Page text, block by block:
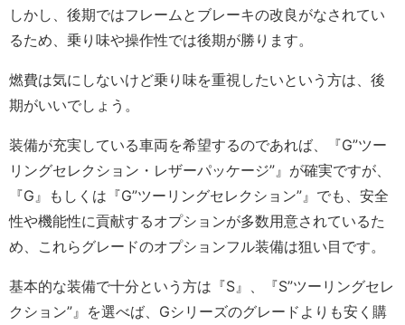
しかし、後期ではフレームとブレーキの改良がなされてい
るため、乗り味や操作性では後期が勝ります。
燃費は気にしないけど乗り味を重視したいという方は、後
期がいいでしょう。
装備が充実している車両を希望するのであれば、『G”ツー
リングセレクション・レザーパッケージ”』が確実ですが、
『G』もしくは『G”ツーリングセレクション”』でも、安全
性や機能性に貢献するオプションが多数用意されているた
め、これらグレードのオプションフル装備は狙い目です。
基本的な装備で十分という方は『S』、『S”ツーリングセレ
クション”』を選べば、Gシリーズのグレードよりも安く購